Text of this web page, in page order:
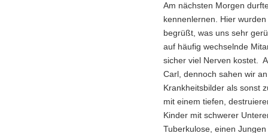
Am nächsten Morgen
kennenlernen. Hier
begrüßt, was uns sehr
auf häufig wechselnde
sicher viel Nerven kostet.
Carl, dennoch sahen wir
Krankheitsbilder als sonst
mit einem tiefen,
Kinder mit schwerer
Tuberkulose, einen